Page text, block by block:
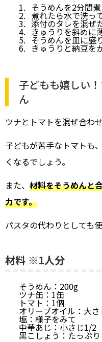
そうめんを2分間
煮れたら水で洗っ
添付のタレを混ぜ
きゅうりを斜めに
そうめんを皿に盛
きゅうりと納豆を
子どもも嬉しい
ん
ツナとトマトを混ぜ合わ
子どもが苦手なトマトも
くなるでしょう。
また、 材料をそうめんと
力です。
パスタの代わりとしても
材料 ※1人分
そうめん：200g
ツナ缶：1缶
トマト：1個
オリーブオイル：大さ
塩：様子をみて
中華あじ：小さじ1/2
黒こしょう：たっぷり